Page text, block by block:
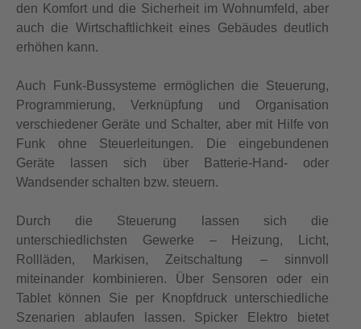
den Komfort und die Sicherheit im Wohnumfeld, aber
auch die Wirtschaftlichkeit eines Gebäudes deutlich
erhöhen kann.
Auch Funk-Bussysteme ermöglichen die Steuerung,
Programmierung, Verknüpfung und Organisation
verschiedener Geräte und Schalter, aber mit Hilfe von
Funk ohne Steuerleitungen. Die eingebundenen
Geräte lassen sich über Batterie-Hand- oder
Wandsender schalten bzw. steuern.
Durch die Steuerung lassen sich die
unterschiedlichsten Gewerke – Heizung, Licht,
Rollläden, Markisen, Zeitschaltung – sinnvoll
miteinander kombinieren. Über Sensoren oder ein
Tablet können Sie per Knopfdruck unterschiedliche
Szenarien ablaufen lassen. Spicker Elektro bietet